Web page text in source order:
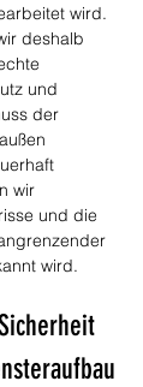
wird.
deshalb
und
der
wir
und die
wird.